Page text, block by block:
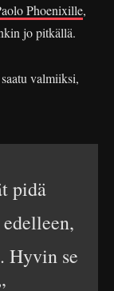
Phoenixille,
jo pitkällä.
valmiiksi,
pidä
Hyvin se